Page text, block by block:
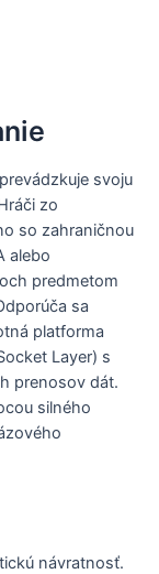
svoju
zo
so zahraničnou
alebo
predmetom
sa
platforma
Layer) s
prenosov dát.
silného
návratnosť.